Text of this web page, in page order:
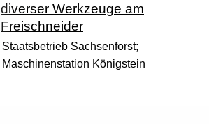
diverser Werkzeuge am
Freischneider
Staatsbetrieb Sachsenforst;
Maschinenstation Königstein